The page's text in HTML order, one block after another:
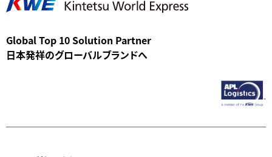
Global Top 10 Solution Partner
日本発祥のグローバルブランドへ